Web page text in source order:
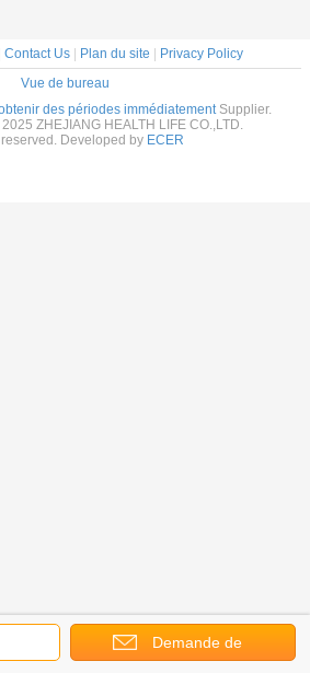
Demande de
Contact Us| Plan du site
Privacy Policy
Vue de bureau
des périodes immédiatementSupplier.
ZHEJIANG HEALTH LIFE CO.,LTD.
Developed by ECER